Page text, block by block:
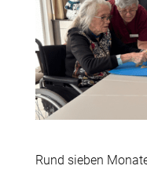
Rund sieben